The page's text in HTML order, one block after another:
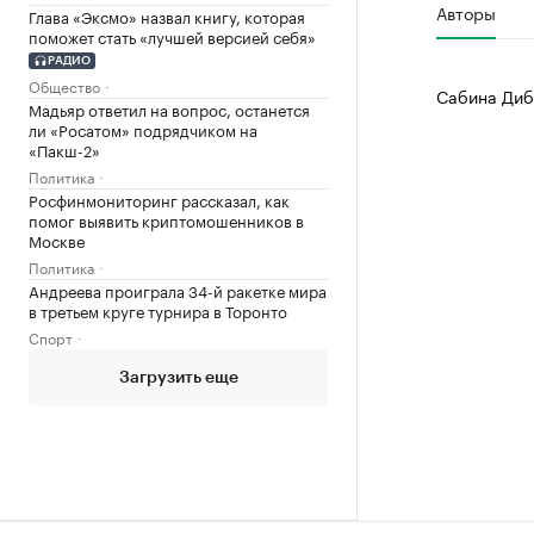
Глава «Эксмо» назвал книгу, которая
поможет стать «лучшей версией себя»
РАДИО
Общество
Мадьяр ответил на вопрос, останется
ли «Росатом» подрядчиком на
«Пакш-2»
Политика
Росфинмониторинг рассказал, как
помог выявить криптомошенников в
Москве
Политика
Андреева проиграла 34-й ракетке мира
в третьем круге турнира в Торонто
Спорт
Загрузить еще
Авторы
Сабина